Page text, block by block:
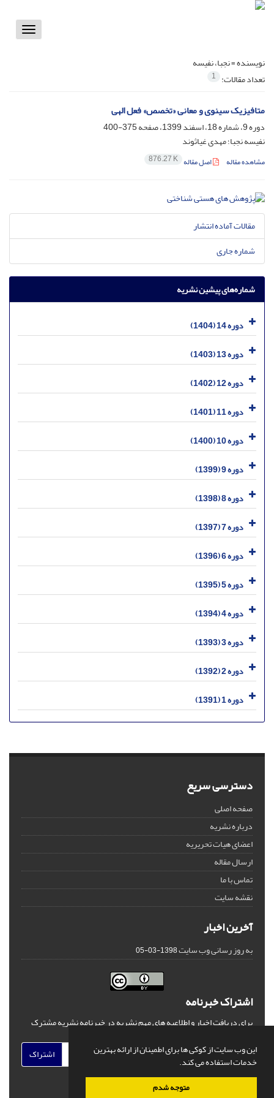
این وب سایت از کوکی ها برای اطمینان از ارائه بهترین
خدمات استفاده می کند.
متوجه شدم
Toggle
نویسنده =نجبا، نفیسه
تعداد مقالات: 1
متافیزیک سینوی و معانی «تخصص» فعل الهی
دوره 9، شماره 18، اسفند 1399، صفحه
375-400
نفیسه نجبا؛ مهدی غیاثوند
مشاهده مقاله اصل مقاله 876.27 K
مقالات آماده انتشار
شماره جاری
شماره‌های پیشین نشریه
دوره 14 (1404)
دوره 13 (1403)
دوره 12 (1402)
دوره 11 (1401)
دوره 10 (1400)
دوره 9 (1399)
دوره 8 (1398)
دوره 7 (1397)
دوره 6 (1396)
دوره 5 (1395)
دوره 4 (1394)
دوره 3 (1393)
دوره 2 (1392)
دوره 1 (1391)
دسترسی سریع
صفحه اصلی
درباره نشریه
اعضای هیات تحریریه
ارسال مقاله
تماس با ما
نقشه سایت
آخرین اخبار
به روز رسانی وب سایت1398-03-05
اشتراک خبرنامه
برای دریافت اخبار و اطلاعیه های مهم نشریه در خبرنامه نشریه مشترک
اشتراک